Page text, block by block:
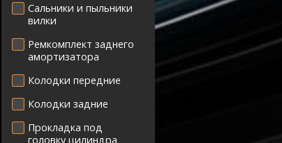
Сальники и пыльники
вилки
Ремкомплект заднего
амортизатора
Колодки передние
Колодки задние
Прокладка под
головку цилиндра